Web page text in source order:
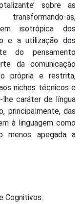
sobre as
as,
isotrópica dos
e a utilização dos
do pensamento
da comunicação
própria e restrita,
nichos técnicos e
lhe caráter de língua
principalmente, das
à linguagem como
menos apegada a
Cognitivos.